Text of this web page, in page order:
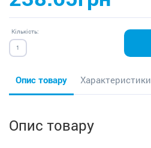
Кількість:
Опис товару Характеристики
Опис товару